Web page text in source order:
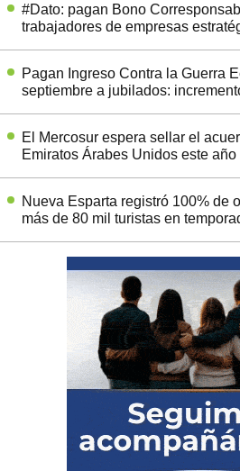
#Dato: pagan Bono
trabajadores de empresas
Pagan Ingreso Contra la Guerra
septiembre a jubilados:
El Mercosur espera sellar el
Emiratos Árabes Unidos este año
Nueva Esparta registró 100% de
más de 80 mil turistas en